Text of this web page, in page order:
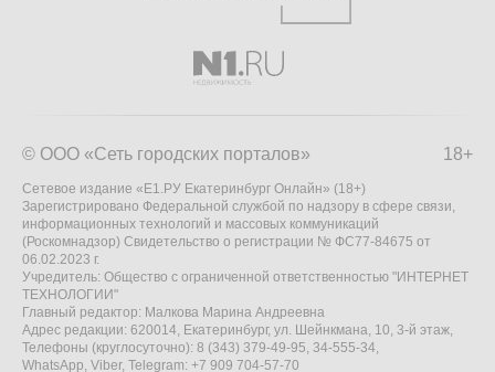
18+
© ООО «Сеть городских порталов»
Сетевое издание «Е1.РУ Екатеринбург Онлайн» (18+)
Зарегистрировано Федеральной службой по надзору в сфере связи,
информационных технологий и массовых коммуникаций
(Роскомнадзор) Свидетельство о регистрации № ФС77-84675 от
06.02.2023 г.
Учредитель: Общество с ограниченной ответственностью "ИНТЕРНЕТ
ТЕХНОЛОГИИ"
Главный редактор: Малкова Марина Андреевна
Адрес редакции: 620014, Екатеринбург, ул. Шейнкмана, 10, 3-й этаж,
Телефоны (круглосуточно): 8 (343) 379-49-95, 34-555-34,
WhatsApp, Viber, Telegram: +7 909 704-57-70